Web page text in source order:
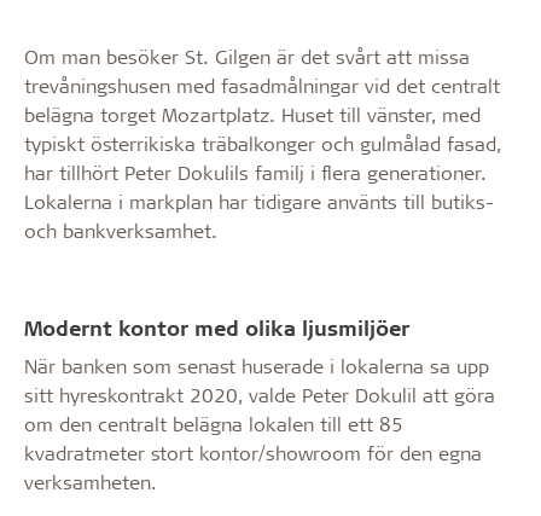
Om man besöker St. Gilgen är det svårt att missa
trevåningshusen med fasadmålningar vid det centralt
belägna torget Mozartplatz. Huset till vänster, med
typiskt österrikiska träbalkonger och gulmålad fasad,
har tillhört Peter Dokulils familj i flera generationer.
Lokalerna i markplan har tidigare använts till butiks-
och bankverksamhet.
Modernt kontor med olika ljusmiljöer
När banken som senast huserade i lokalerna sa upp
sitt hyreskontrakt 2020, valde Peter Dokulil att göra
om den centralt belägna lokalen till ett 85
kvadratmeter stort kontor/showroom för den egna
verksamheten.